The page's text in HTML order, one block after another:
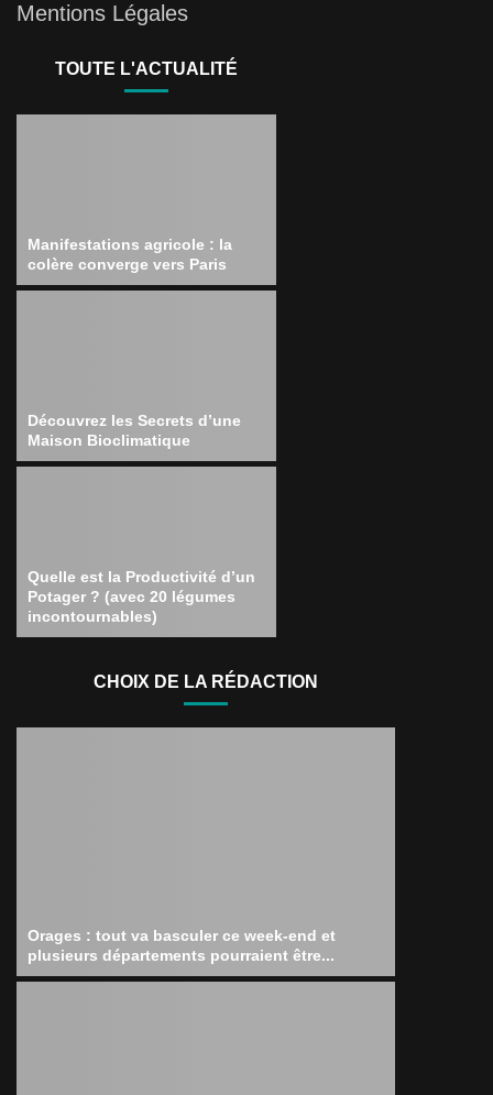
Mentions Légales
TOUTE L'ACTUALITÉ
Manifestations agricole : la
colère converge vers Paris
Découvrez les Secrets d’une
Maison Bioclimatique
Quelle est la Productivité d’un
Potager ? (avec 20 légumes
incontournables)
CHOIX DE LA RÉDACTION
Orages : tout va basculer ce week-end et
plusieurs départements pourraient être...